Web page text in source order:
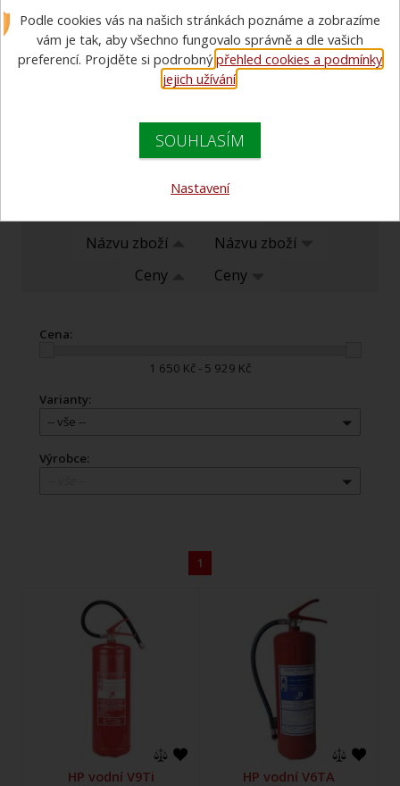
V této kategorii nabízímevodní hasicí přístroje. Provádíme také
servis, revize, opravy a plněníhasicích přístrojů.
Více informací o servisu
Názvu zboží
Názvu zboží
Ceny
Ceny
Cena:
1 650 Kč - 5 929 Kč
Varianty:
-- vše --
Výrobce:
1
HP vodní V9Ti HP vodní V6TA
Podle cookies vás na našich stránkách poznáme a zobrazíme
vám je tak, aby všechno fungovalo správně a dle vašich
preferencí. Projděte si podrobnýpřehled cookies a podmínky
jejich užívání.
SOUHLASÍM
Nastavení